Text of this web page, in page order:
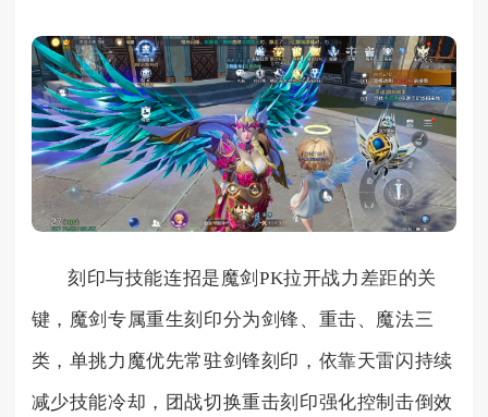
刻印与技能连招是魔剑PK拉开战力差距的关
键，魔剑专属重生刻印分为剑锋、重击、魔法三
类，单挑力魔优先常驻剑锋刻印，依靠天雷闪持续
减少技能冷却，团战切换重击刻印强化控制击倒效